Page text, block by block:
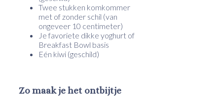
Twee stukken komkommer
met of zonder schil (van
ongeveer 10 centimeter)
Je favoriete dikke yoghurt of
Breakfast Bowl basis
Eén kiwi (geschild)
Zo maak je het ontbijtje